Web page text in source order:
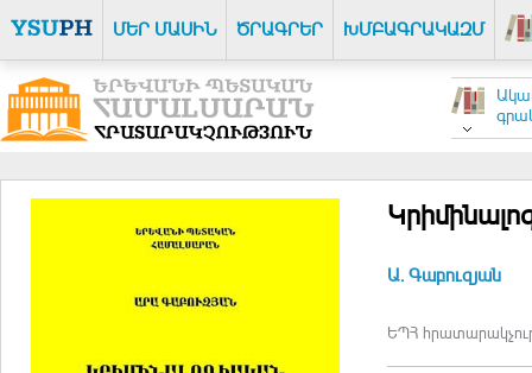
ՄԵՐ ՄԱՍԻՆ ԾՐԱԳՐԵՐ ԽՄԲԱԳՐԱԿԱԶՄ
Ա. Գաբուզյան
ԵՊՀ